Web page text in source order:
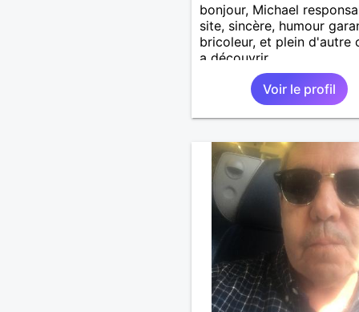
bonjour, Michael
site, sincère, humour
bricoleur, et plein d'autre
a découvrir
Voir le profil